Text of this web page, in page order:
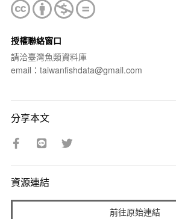
授權聯絡窗口
請洽臺灣魚類資料庫
email：taiwanfishdata@gmail.com
分享本文
資源連結
前往原始連結